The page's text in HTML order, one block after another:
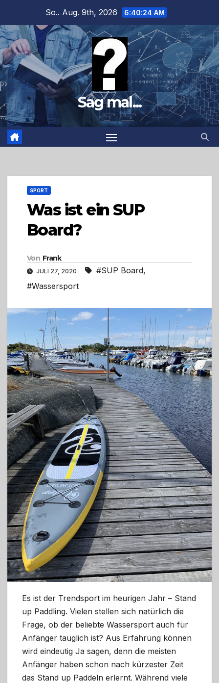
springen
So.. Aug. 9th, 2026 6:40:25 AM
Sag mal...
SPORT
Was ist ein SUP
Board?
Von Frank
JULI 27, 2020 #SUP Board,
#Wassersport
Es ist der Trendsport im heurigen Jahr – Stand
up Paddling. Vielen stellen sich natürlich die
Frage, ob der beliebte Wassersport auch für
Anfänger tauglich ist? Aus Erfahrung können
wird eindeutig Ja sagen, denn die meisten
Anfänger haben schon nach kürzester Zeit
das Stand up Paddeln erlernt. Während viele